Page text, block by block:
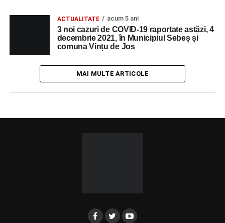
ACTUALITATE acum 5 ani
3 noi cazuri de COVID-19 raportate astăzi, 4
decembrie 2021, în Municipiul Sebeș și
comuna Vințu de Jos
MAI MULTE ARTICOLE